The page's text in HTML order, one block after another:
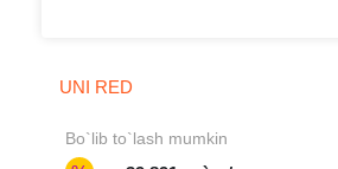
UNI RED
Bo`lib to`lash mumkin